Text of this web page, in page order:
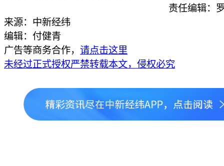
责任编辑：
来源：中新经纬
编辑：付健青
广告等商务合作， 请点击这里
未经过正式授权严禁转载本文，侵权必究